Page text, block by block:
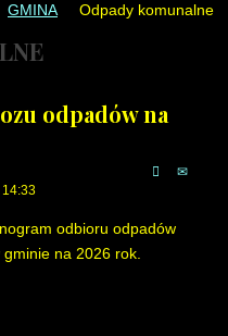
GMINA Odpady komunalne
odpadów na
14:33
odbioru odpadów
na 2026 rok.